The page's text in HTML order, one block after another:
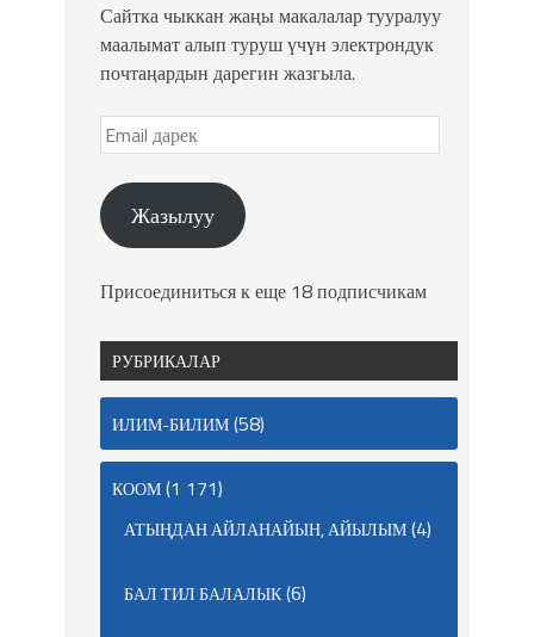
Сайтка чыккан жаңы макалалар тууралуу
маалымат алып туруш үчүн электрондук
почтаңардын дарегин жазгыла.
Жазылуу
Присоединиться к еще 18 подписчикам
РУБРИКАЛАР
ИЛИМ-БИЛИМ(58)
КООМ(1 171)
АТЫҢДАН АЙЛАНАЙЫН, АЙЫЛЫМ(4)
БАЛ ТИЛ БАЛАЛЫК(6)